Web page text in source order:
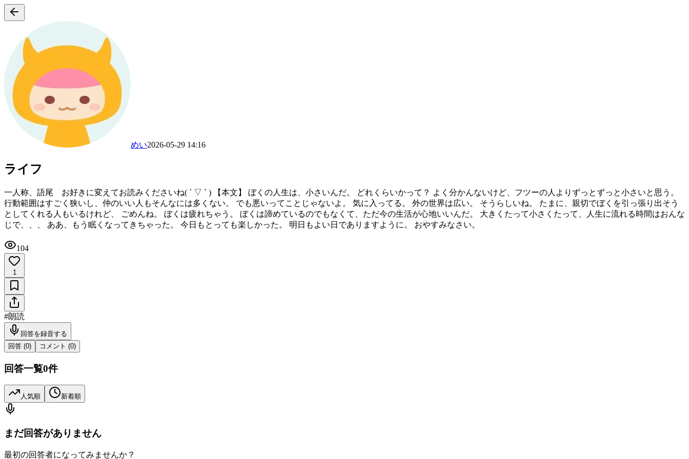
めい2026-05-29 14:16
ライフ
一人称、語尾 お好きに変えてお読みくださいね( ´ ▽ ` ) 【本文】 ぼくの人生は、小さいんだ。 どれくらいかって？ よく分かんないけど、フツーの人よりずっとずっと小さいと思う。
行動範囲はすごく狭いし、仲のいい人もそんなには多くない。 でも悪いってことじゃないよ。 気に入ってる。 外の世界は広い。 そうらしいね。 たまに、親切でぼくを引っ張り出そう
としてくれる人もいるけれど、 ごめんね。 ぼくは疲れちゃう。 ぼくは諦めているのでもなくて、ただ今の生活が心地いいんだ。 大きくたって小さくたって、人生に流れる時間はおんな
じで、、、 ああ、もう眠くなってきちゃった。 今日もとっても楽しかった。 明日もよい日でありますように。 おやすみなさい。
104
1
#朗読
回答を録音する
回答 (0) コメント (0)
回答一覧0件
人気順 新着順
まだ回答がありません
最初の回答者になってみませんか？